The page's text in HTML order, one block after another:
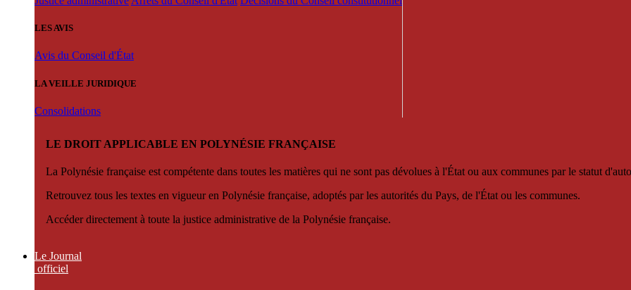
LES AVIS
Avis du Conseil d'État
LA VEILLE JURIDIQUE
Consolidations
LE DROIT APPLICABLE EN POLYNÉSIE FRANÇAISE
La Polynésie française est compétente dans toutes les matières qui ne sont pas dévolues à l'État ou aux communes par le statut
Retrouvez tous les textes en vigueur en Polynésie française, adoptés par les autorités du Pays, de l'État ou les communes.
Accéder directement à toute la justice administrative de la Polynésie française.
Le Journal
officiel